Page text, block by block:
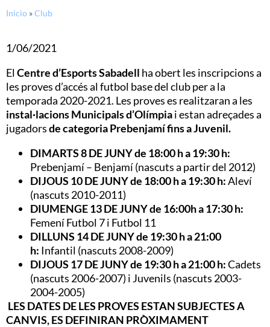
Inicio »Club
1/06/2021
ElCentre d’Esports Sabadell ha obert les inscripcions a
les proves d’accés al futbol base del club per a la
temporada 2020-2021. Les proves es realitzaran a les
instal·lacions Municipals d’Olímpiai estan adreçades a
jugadorsde categoria Prebenjamí fins a Juvenil.
DIMARTS 8 DE JUNY de 18:00 h a 19:30 h:
Prebenjamí – Benjamí (nascuts a partir del 2012)
DIJOUS 10 DE JUNY de 18:00 h a 19:30 h:Aleví
(nascuts 2010-2011)
DIUMENGE 13 DE JUNY de 16:00h a 17:30 h:
Femení Futbol 7 i Futbol 11
DILLUNS 14 DE JUNY de 19:30 h a 21:00
h: Infantil (nascuts 2008-2009)
DIJOUS 17 DE JUNY de 19:30 h a 21:00 h:Cadets
(nascuts 2006-2007) i Juvenils (nascuts 2003-
2004-2005)
LES DATES DE LES PROVES ESTAN SUBJECTES A
CANVIS, ES DEFINIRAN PRÒXIMAMENT